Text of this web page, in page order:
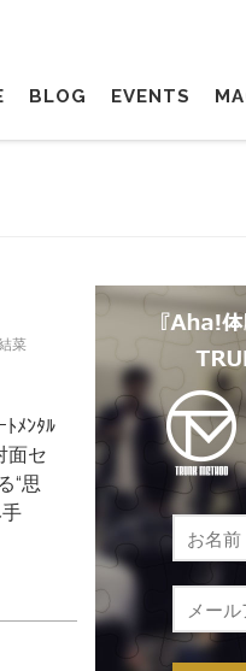
BLOG EVENTS
菜
ﾒﾝﾀﾙ
面セ
“思